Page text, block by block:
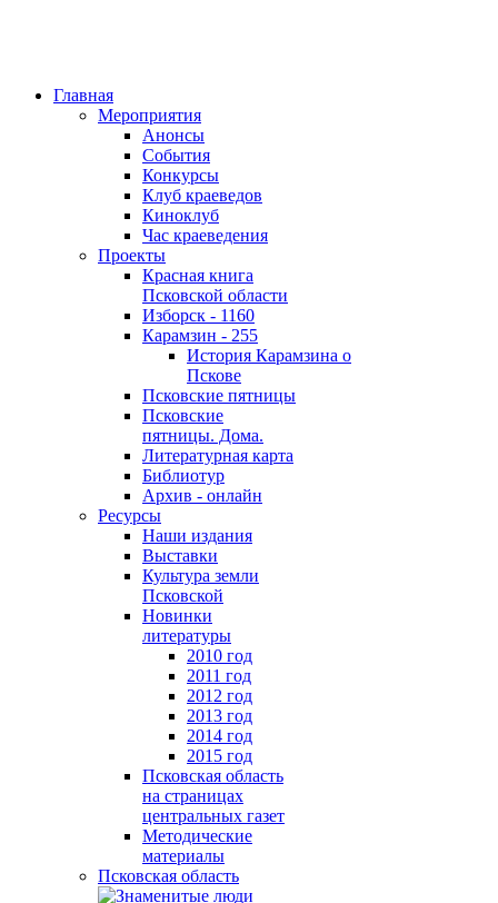
Главная
Мероприятия
Анонсы
События
Конкурсы
Клуб краеведов
Киноклуб
Час краеведения
Проекты
Красная книга
Псковской области
Изборск - 1160
Карамзин - 255
История Карамзина о
Пскове
Псковские пятницы
Псковские
пятницы. Дома.
Литературная карта
Библиотур
Архив - онлайн
Ресурсы
Наши издания
Выставки
Культура земли
Псковской
Новинки
литературы
2010 год
2011 год
2012 год
2013 год
2014 год
2015 год
Псковская область
на страницах
центральных газет
Методические
материалы
Псковская область